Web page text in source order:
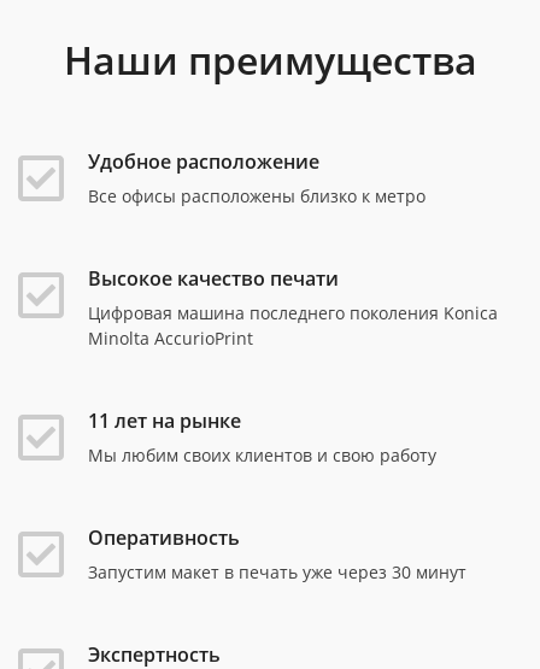
Наши преимущества
Удобное расположение
Все офисы расположены близко к метро
Высокое качество печати
Цифровая машина последнего поколения Konica
Minolta AccurioPrint
11 лет на рынке
Мы любим своих клиентов и свою работу
Оперативность
Запустим макет в печать уже через 30 минут
Экспертность